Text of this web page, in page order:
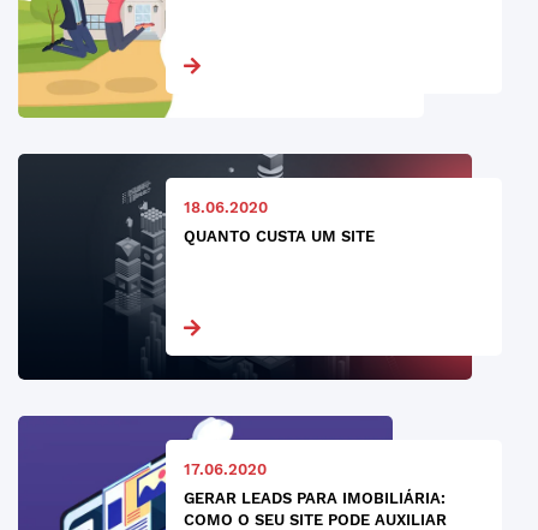
18.06.2020
QUANTO CUSTA UM SITE
17.06.2020
GERAR LEADS PARA IMOBILIÁRIA:
COMO O SEU SITE PODE AUXILIAR